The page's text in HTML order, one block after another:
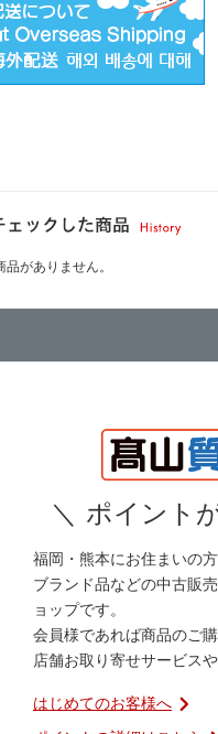
品がありません。
＼ ポイント
福岡・熊本にお住まいの
ブランド品などの中古販
ョップです。
会員様であれば商品のご
店舗お取り寄せサービス
はじめてのお客様へ